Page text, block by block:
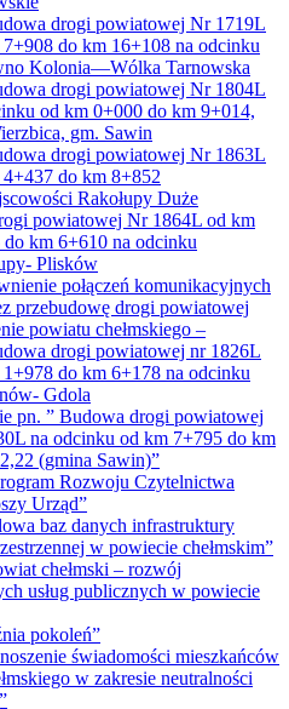
drogi powiatowej Nr 1719L
do km 16+108 na odcinku
Kolonia—Wólka Tarnowska
drogi powiatowej Nr 1804L
od km 0+000 do km 9+014,
gm. Sawin
drogi powiatowej Nr 1863L
do km 8+852
Rakołupy Duże
powiatowej Nr 1864L od km
do km 6+610 na odcinku
Plisków
połączeń komunikacyjnych
przebudowę drogi powiatowej
powiatu chełmskiego –
drogi powiatowej nr 1826L
do km 6+178 na odcinku
Gdola
pn. ” Budowa drogi powiatowej
na odcinku od km 7+795 do km
(gmina Sawin)”
Rozwoju Czytelnictwa
Urząd”
baz danych infrastruktury
w powiecie chełmskim”
chełmski – rozwój
usług publicznych w powiecie
pokoleń”
świadomości mieszkańców
w zakresie neutralności